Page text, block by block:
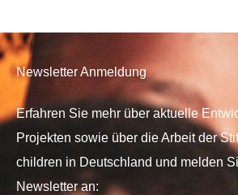
Newsletter Anmeldung
Erfahren Sie mehr über aktuelle
Projekten sowie über die Arbeit der
children in Deutschland und melden
Newsletter an: